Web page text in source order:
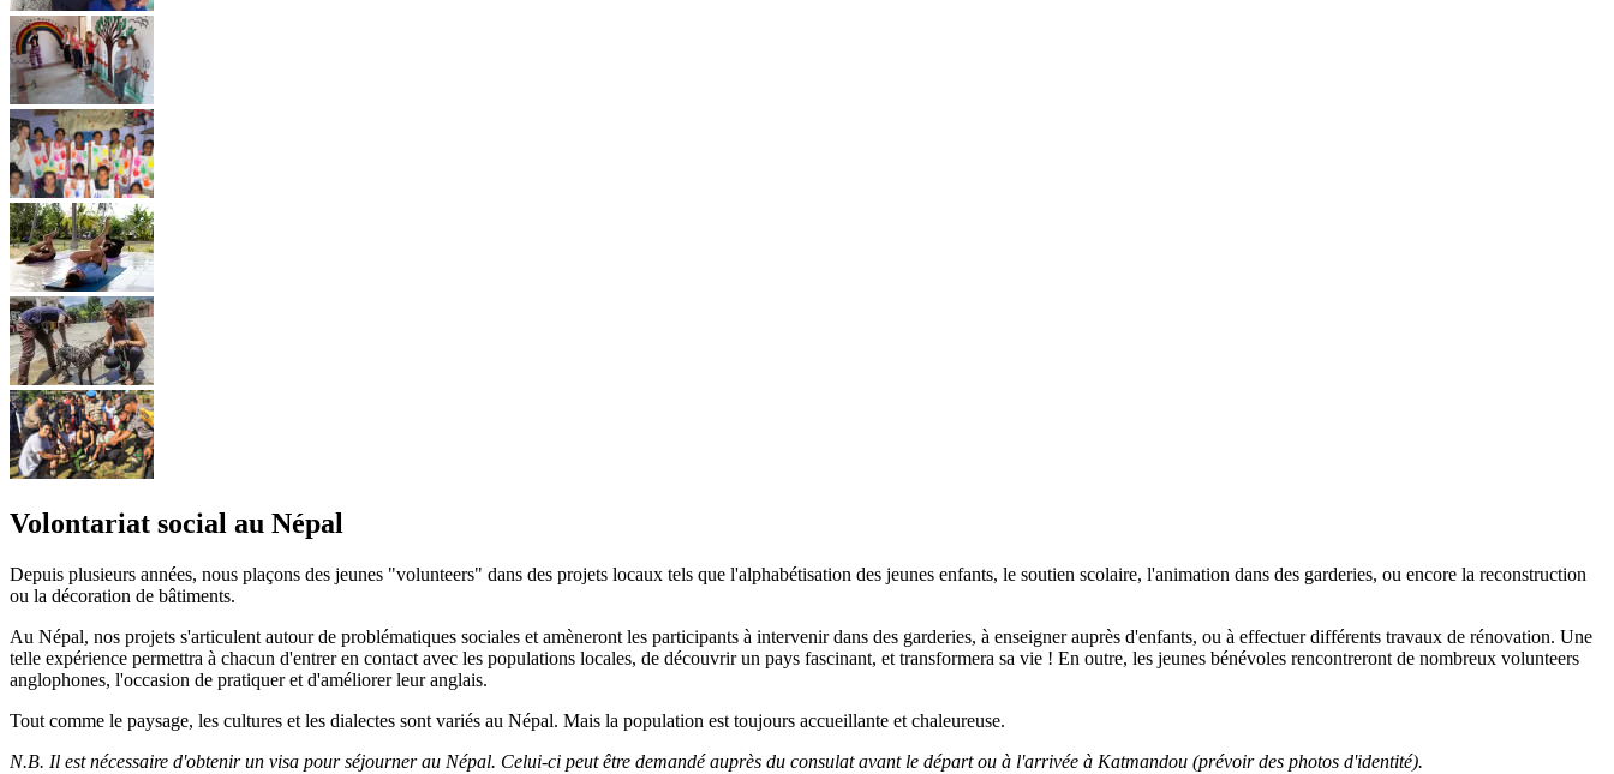
Volontariat social au Népal
Depuis plusieurs années, nous plaçons des jeunes "volunteers" dans des projets locaux tels que l'alphabétisation des jeunes enfants, le soutien scolaire, l'animation dans des garderies, ou encore la reconstruction
ou la décoration de bâtiments.
Au Népal, nos projets s'articulent autour de problématiques sociales et amèneront les participants à intervenir dans des garderies, à enseigner auprès d'enfants, ou à effectuer différents travaux de rénovation. Une
telle expérience permettra à chacun d'entrer en contact avec les populations locales, de découvrir un pays fascinant, et transformera sa vie ! En outre, les jeunes bénévoles rencontreront de nombreux volunteers
anglophones, l'occasion de pratiquer et d'améliorer leur anglais.
Tout comme le paysage, les cultures et les dialectes sont variés au Népal. Mais la population est toujours accueillante et chaleureuse.
N.B. Il est nécessaire d'obtenir un visa pour séjourner au Népal. Celui-ci peut être demandé auprès du consulat avant le départ ou à l'arrivée à Katmandou (prévoir des photos d'identité).